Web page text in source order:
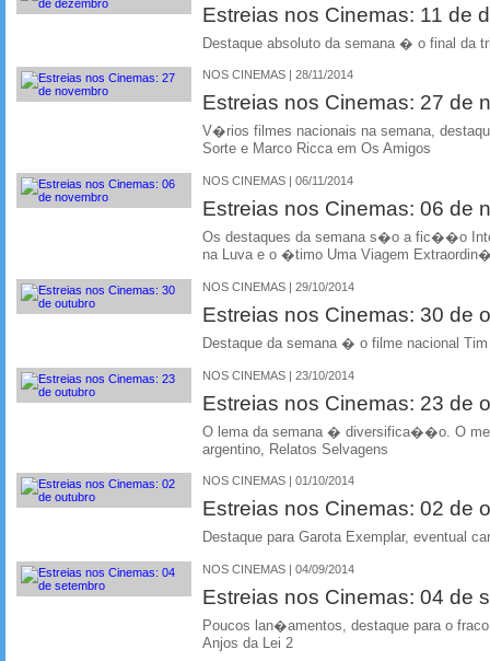
Estreias nos Cinemas: 11 de
Destaque absoluto da semana � o final da
NOS CINEMAS | 28/11/2014
Estreias nos Cinemas: 27 de
V�rios filmes nacionais na semana,
Sorte e Marco Ricca em Os Amigos
NOS CINEMAS | 06/11/2014
Estreias nos Cinemas: 06 de
Os destaques da semana s�o a fic��o
na Luva e o �timo Uma Viagem
NOS CINEMAS | 29/10/2014
Estreias nos Cinemas: 30 de
Destaque da semana � o filme nacional
NOS CINEMAS | 23/10/2014
Estreias nos Cinemas: 23 de
O lema da semana � diversifica��o. O
argentino, Relatos Selvagens
NOS CINEMAS | 01/10/2014
Estreias nos Cinemas: 02 de
Destaque para Garota Exemplar, eventual
NOS CINEMAS | 04/09/2014
Estreias nos Cinemas: 04 de
Poucos lan�amentos, destaque para o
Anjos da Lei 2